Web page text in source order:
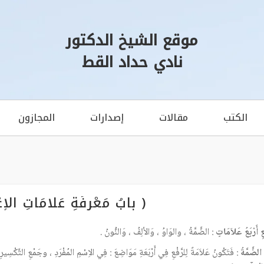
موقع الشيخ الدكتور
نادي حداد القط
الكتب مقالات إصدارات المجازون
( بابُ مَعْرِفَةِ عَلامَاتِ
أَرْبَعُ عَلاَمَاتٍ: الضَّمَّةُ ، والوَاوُ ، وَالألِفُ ، وَالنُّونُ .
الضَّمَّةُ: فَتَكُونُ عَلاَمَةً لِلرَّفْعِ فِي أَرْبَعَةِ مَوَاضِعَ : فِي الاِسْمِ المُفْرَدِ ، وجَمْعِ